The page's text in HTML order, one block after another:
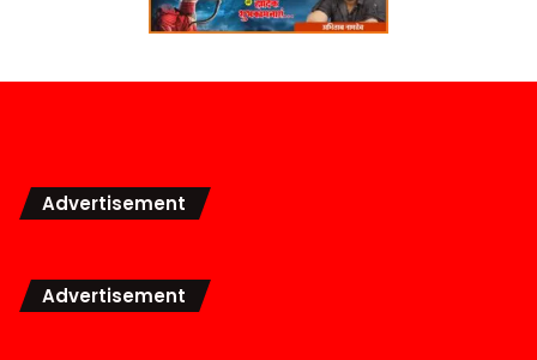
Advertisement
Advertisement